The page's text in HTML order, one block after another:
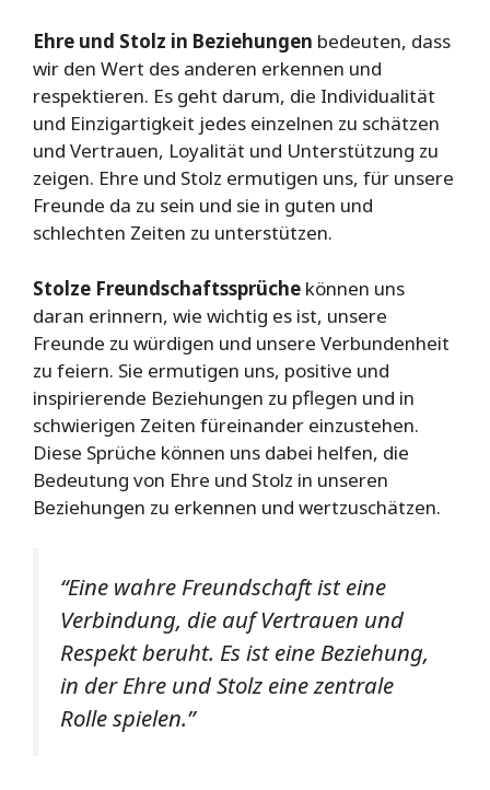
Ehre und Stolz in Beziehungen bedeuten, dass
wir den Wert des anderen erkennen und
respektieren. Es geht darum, die Individualität
und Einzigartigkeit jedes einzelnen zu schätzen
und Vertrauen, Loyalität und Unterstützung zu
zeigen. Ehre und Stolz ermutigen uns, für unsere
Freunde da zu sein und sie in guten und
schlechten Zeiten zu unterstützen.
Stolze Freundschaftssprüche können uns
daran erinnern, wie wichtig es ist, unsere
Freunde zu würdigen und unsere Verbundenheit
zu feiern. Sie ermutigen uns, positive und
inspirierende Beziehungen zu pflegen und in
schwierigen Zeiten füreinander einzustehen.
Diese Sprüche können uns dabei helfen, die
Bedeutung von Ehre und Stolz in unseren
Beziehungen zu erkennen und wertzuschätzen.
“Eine wahre Freundschaft ist eine
Verbindung, die auf Vertrauen und
Respekt beruht. Es ist eine Beziehung,
in der Ehre und Stolz eine zentrale
Rolle spielen.”